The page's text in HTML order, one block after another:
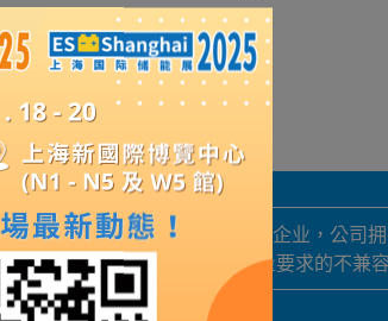
子高端装备制造及技术服务的企业，公司
型电力系统中源荷之间对质量要求的不兼